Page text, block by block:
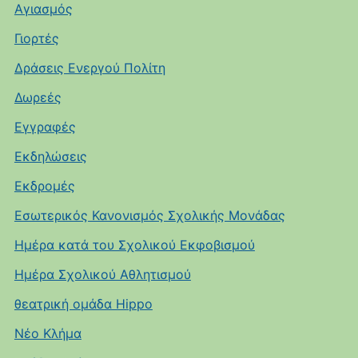
Αγιασμός
Γιορτές
Δράσεις Ενεργού Πολίτη
Δωρεές
Εγγραφές
Εκδηλώσεις
Εκδρομές
Εσωτερικός Κανονισμός Σχολικής Μονάδας
Ημέρα κατά του Σχολικού Εκφοβισμού
Ημέρα Σχολικού Αθλητισμού
θεατρική ομάδα Hippo
Νέο Κλήμα